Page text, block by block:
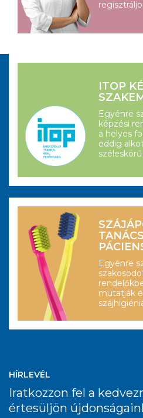
ITOP
Egyénre
képzési
a helyes
eddig
Egyénre
mutatják
HÍRLEVÉL
Iratkozzon fel a
értesüljön